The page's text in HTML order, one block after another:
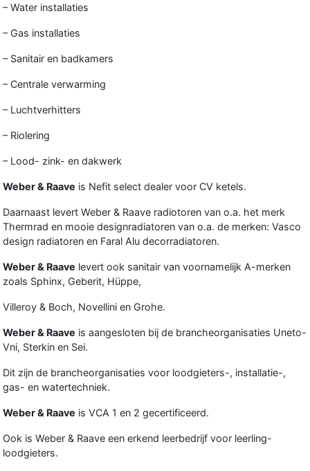
– Water installaties
– Gas installaties
– Sanitair en badkamers
– Centrale verwarming
– Luchtverhitters
– Riolering
– Lood- zink- en dakwerk
Weber & Raave is Nefit select dealer voor CV ketels.
Daarnaast levert Weber & Raave radiotoren van o.a. het merk
Thermrad en mooie designradiatoren van o.a. de merken: Vasco
design radiatoren en Faral Alu decorradiatoren.
Weber & Raave levert ook sanitair van voornamelijk A-merken
zoals Sphinx, Geberit, Hüppe,
Villeroy & Boch, Novellini en Grohe.
Weber & Raave is aangesloten bij de brancheorganisaties Uneto-
Vni, Sterkin en Sei.
Dit zijn de brancheorganisaties voor loodgieters-, installatie-,
gas- en watertechniek.
Weber & Raave is VCA 1 en 2 gecertificeerd.
Ook is Weber & Raave een erkend leerbedrijf voor leerling-
loodgieters.